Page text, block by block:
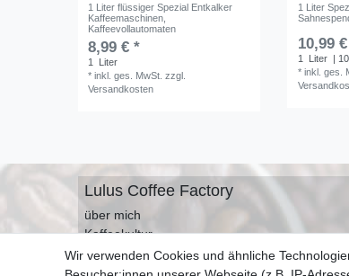
1 Liter flüssiger Spezial Entkalker
Kaffeemaschinen,
Kaffeevollautomaten
8,99 € *
1
Liter
*inkl. ges. MwSt. zzgl.
Versandkosten
1 Liter
10,99
1 Liter
|
* inkl. ges.
Lulus Coffee Factory
über mich
Kaffeekultur
Kontakt
Impressum
Wir verwenden Cookies und ähnliche